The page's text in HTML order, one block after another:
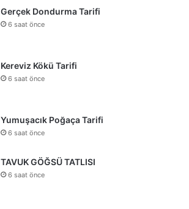
Gerçek Dondurma Tarifi
6 saat önce
Kereviz Kökü Tarifi
6 saat önce
Yumuşacık Poğaça Tarifi
6 saat önce
TAVUK GÖĞSÜ TATLISI
6 saat önce